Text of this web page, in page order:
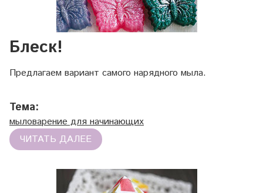
Блеск!
Предлагаем вариант самого нарядного мыла.
Тема:
мыловарение для начинающих
ЧИТАТЬ ДАЛЕЕ